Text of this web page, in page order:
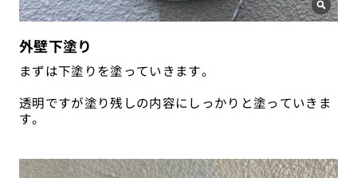
外壁下塗り
まずは下塗りを塗っていきます。
透明ですが塗り残しの内容にしっかりと塗っていきま
す。